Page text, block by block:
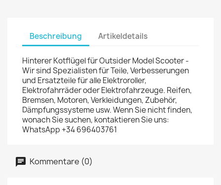
Beschreibung Artikeldetails
Hinterer Kotflügel für Outsider Model Scooter -
Wir sind Spezialisten für Teile, Verbesserungen
und Ersatzteile für alle Elektroroller,
Elektrofahrräder oder Elektrofahrzeuge. Reifen,
Bremsen, Motoren, Verkleidungen, Zubehör,
Dämpfungssysteme usw. Wenn Sie nicht finden,
wonach Sie suchen, kontaktieren Sie uns:
WhatsApp +34 696403761
Kommentare (0)